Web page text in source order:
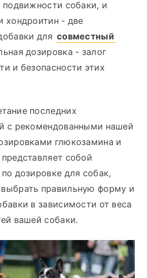
подвижности собаки, и
хондроитин - две
для совместный
дозировка - залог
и безопасности этих
последних
с рекомендованными нашей
глюкозамина и
собой
дозировке для собак,
правильную форму и
в зависимости от веса
вашей собаки.